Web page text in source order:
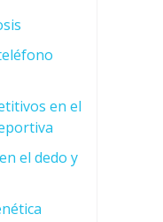
en el
el dedo y